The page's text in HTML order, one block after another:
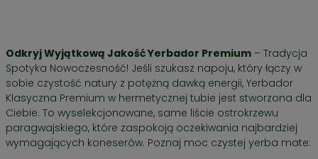
Odkryj Wyjątkową Jakość Yerbador Premium – Tradycja
Spotyka Nowoczesność! Jeśli szukasz napoju, który łączy w
sobie czystość natury z potężną dawką energii, Yerbador
Klasyczna Premium w hermetycznej tubie jest stworzona dla
Ciebie. To wyselekcjonowane, same liście ostrokrzewu
paragwajskiego, które zaspokoją oczekiwania najbardziej
wymagających koneserów. Poznaj moc czystej yerba mate: